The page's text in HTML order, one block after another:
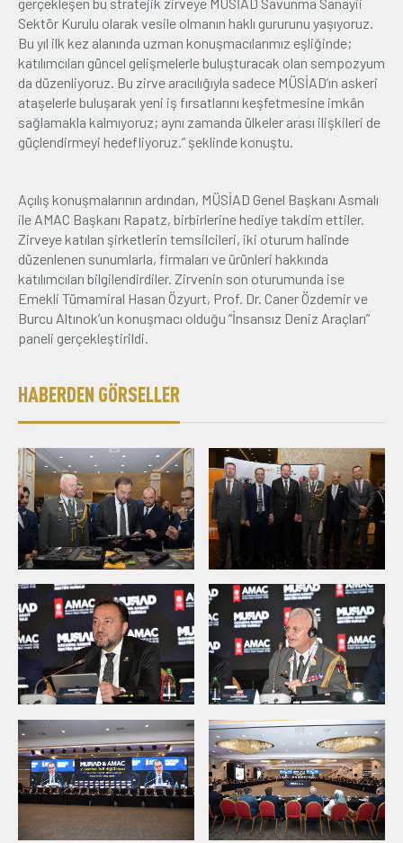
Sektör Kurulu olarak vesile olmanın haklı gururunu yaşıyoruz.
Bu yıl ilk kez alanında uzman konuşmacılarımız eşliğinde;
katılımcıları güncel gelişmelerle buluşturacak olan sempozyum
da düzenliyoruz. Bu zirve aracılığıyla sadece MÜSİAD’ın askeri
ataşelerle buluşarak yeni iş fırsatlarını keşfetmesine imkân
sağlamakla kalmıyoruz; aynı zamanda ülkeler arası ilişkileri de
güçlendirmeyi hedefliyoruz.” şeklinde konuştu.
Açılış konuşmalarının ardından, MÜSİAD Genel Başkanı Asmalı
ile AMAC Başkanı Rapatz, birbirlerine hediye takdim ettiler.
Zirveye katılan şirketlerin temsilcileri, iki oturum halinde
düzenlenen sunumlarla, firmaları ve ürünleri hakkında
katılımcıları bilgilendirdiler. Zirvenin son oturumunda ise
Emekli Tümamiral Hasan Özyurt, Prof. Dr. Caner Özdemir ve
Burcu Altınok’un konuşmacı olduğu “İnsansız Deniz Araçları”
paneli gerçekleştirildi.
HABERDEN GÖRSELLER